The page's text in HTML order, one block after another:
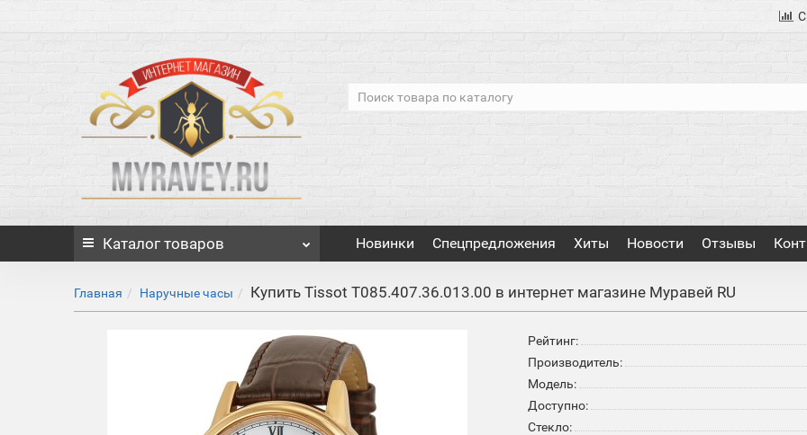
Каталог товаров Новинки Спецпредложения Хиты Новости Отзывы
Главная Наручные часы Купить Tissot T085.407.36.013.00 в интернет магазине Муравей RU
Рейтинг:
Производитель:
Модель:
Доступно:
Стекло: